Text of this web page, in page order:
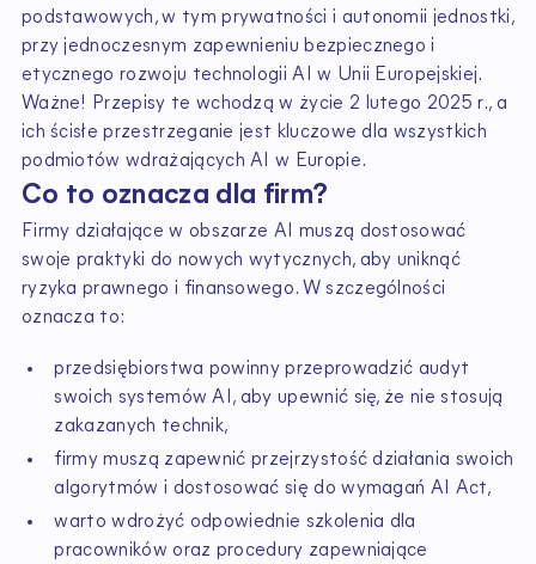
podstawowych, w tym prywatności i autonomii jednostki,
przy jednoczesnym zapewnieniu bezpiecznego i
etycznego rozwoju technologii AI w Unii Europejskiej.
Ważne! Przepisy te wchodzą w życie 2 lutego 2025 r., a
ich ścisłe przestrzeganie jest kluczowe dla wszystkich
podmiotów wdrażających AI w Europie.
Co to oznacza dla firm?
Firmy działające w obszarze AI muszą dostosować
swoje praktyki do nowych wytycznych, aby uniknąć
ryzyka prawnego i finansowego. W szczególności
oznacza to:
przedsiębiorstwa powinny przeprowadzić audyt
swoich systemów AI, aby upewnić się, że nie stosują
zakazanych technik,
firmy muszą zapewnić przejrzystość działania swoich
algorytmów i dostosować się do wymagań AI Act,
warto wdrożyć odpowiednie szkolenia dla
pracowników oraz procedury zapewniające